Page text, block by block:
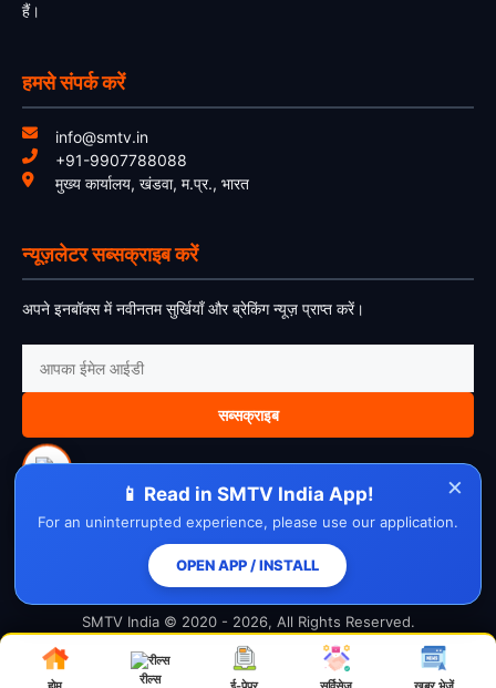
रील्स
हैं।
हमसे संपर्क करें
info@smtv.in
+91-9907788088
मुख्य कार्यालय, खंडवा, म.प्र., भारत
न्यूज़लेटर सब्सक्राइब करें
अपने इनबॉक्स में नवीनतम सुर्खियाँ और ब्रेकिंग न्यूज़ प्राप्त करें।
सब्सक्राइब
About UsContact Us DisclaimerPrivacy PolicyCookie Policy
Cancellation PolicyRefund PolicyTerms & Conditions
SMTV India © 2020 - 2026, All Rights Reserved.
×
📱 Read in SMTV India App!
For an uninterrupted experience, please use our application.
OPEN APP / INSTALL